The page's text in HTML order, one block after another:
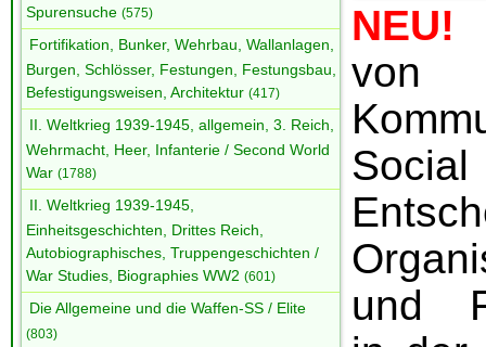
Spurensuche (575)
Fortifikation, Bunker, Wehrbau, Wallanlagen,
Burgen, Schlösser, Festungen, Festungsbau,
Befestigungsweisen, Architektur (417)
II. Weltkrieg 1939-1945, allgemein, 3. Reich,
Wehrmacht, Heer, Infanterie / Second World
War (1788)
II. Weltkrieg 1939-1945,
Einheitsgeschichten, Drittes Reich,
Autobiographisches, Truppengeschichten /
War Studies, Biographies WW2 (601)
Die Allgemeine und die Waffen-SS / Elite
(803)
NEU!
von
und